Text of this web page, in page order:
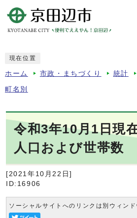
現在位置
ホーム 市政・まちづくり 統計
町名別
令和3年10月1日現
人口および世帯数
[2021年10月22日]
ID:16906
ソーシャルサイトへのリンクは別ウィン